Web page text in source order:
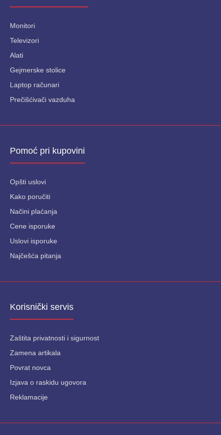
Monitori
Televizori
Alati
Gejmerske stolice
Laptop računari
Prečišćivači vazduha
Pomoć pri kupovini
Opšti uslovi
Kako poručiti
Načini plaćanja
Cene isporuke
Uslovi isporuke
Najčešća pitanja
Korisnički servis
Zaštita privatnosti i sigurnost
Zamena artikala
Povrat novca
Izjava o raskidu ugovora
Reklamacije